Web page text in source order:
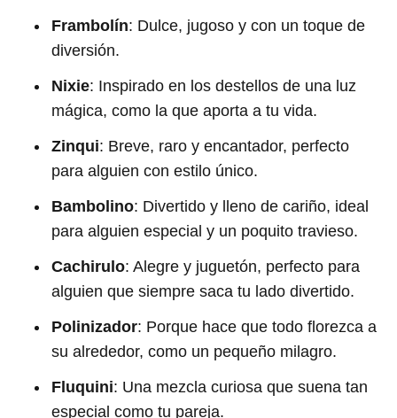
Frambolín: Dulce, jugoso y con un toque de
diversión.
Nixie: Inspirado en los destellos de una luz
mágica, como la que aporta a tu vida.
Zinqui: Breve, raro y encantador, perfecto
para alguien con estilo único.
Bambolino: Divertido y lleno de cariño, ideal
para alguien especial y un poquito travieso.
Cachirulo: Alegre y juguetón, perfecto para
alguien que siempre saca tu lado divertido.
Polinizador: Porque hace que todo florezca a
su alrededor, como un pequeño milagro.
Fluquini: Una mezcla curiosa que suena tan
especial como tu pareja.